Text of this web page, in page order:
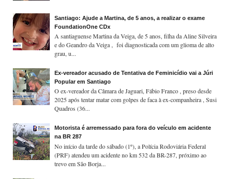
Santiago: Ajude a Martina, de 5 anos, a realizar o exame
FoundationOne CDx
A santiaguense Martina da Veiga, de 5 anos, filha da Aline Silveira
e do Geandro da Veiga , foi diagnosticada com um glioma de alto
grau, u...
Ex-vereador acusado de Tentativa de Feminicídio vai a Júri
Popular em Santiago
O ex-vereador da Câmara de Jaguari, Fábio Franco , preso desde
2025 após tentar matar com golpes de faca à ex-companheira , Susi
Quadros (36...
Motorista é arremessado para fora do veículo em acidente
na BR 287
No início da tarde do sábado (1º), a Polícia Rodoviária Federal
(PRF) atendeu um acidente no km 532 da BR-287, próximo ao
trevo em São Borja...